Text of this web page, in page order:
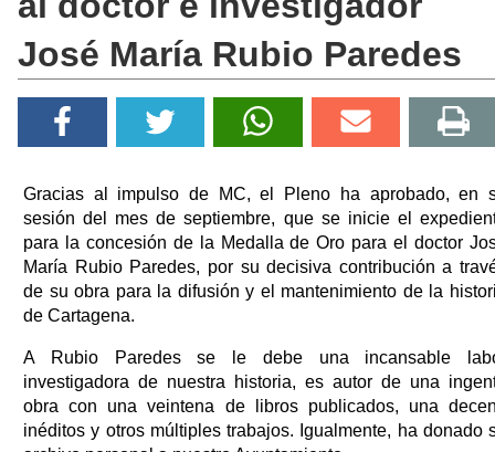
José María Rubio Paredes
Gracias al impulso de MC, el Pleno ha aprobado, en
sesión del mes de septiembre, que se inicie el
para la concesión de la Medalla de Oro para el doctor
María Rubio Paredes, por su decisiva contribución a
de su obra para la difusión y el mantenimiento de la
de Cartagena.
A Rubio Paredes se le debe una incansable
investigadora de nuestra historia, es autor de una
obra con una veintena de libros publicados, una
inéditos y otros múltiples trabajos. Igualmente, ha donado